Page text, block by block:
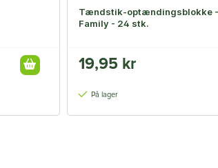
Tændstik-optændingsblokke
Family - 24 stk.
19,95 kr
På lager